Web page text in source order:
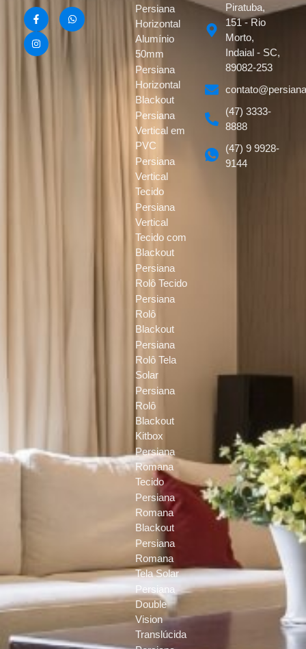
Persiana
Horizontal
Alumínio
50mm
Persiana
Horizontal
Blackout
Persiana
Vertical em
PVC
Persiana
Vertical
Tecido
Persiana
Vertical
Tecido com
Blackout
Persiana
Rolô Tecido
Persiana
Rolô
Blackout
Persiana
Rolô Tela
Solar
Persiana
Rolô
Blackout
Kitbox
Persiana
Romana
Tecido
Persiana
Romana
Blackout
Persiana
Romana
Tela Solar
Persiana
Double
Vision
Translúcida
Piratuba,
151 - Rio
Morto,
Indaial - SC,
89082-253
(47) 3333-
8888
(47) 9 9928-
9144